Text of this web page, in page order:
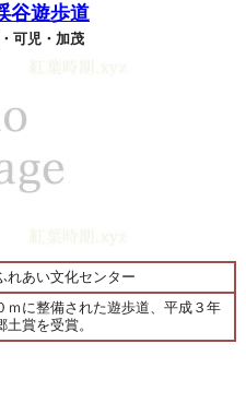
谷遊歩道
可児・加茂
れあい文化センター
ｍに整備された遊歩道、平成３年
賞を受賞。